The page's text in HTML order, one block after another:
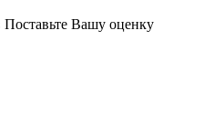
Поставьте Вашу оценку